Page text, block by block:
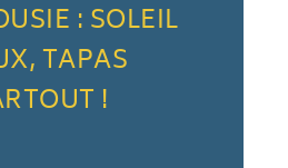
: SOLEIL
TAPAS
!